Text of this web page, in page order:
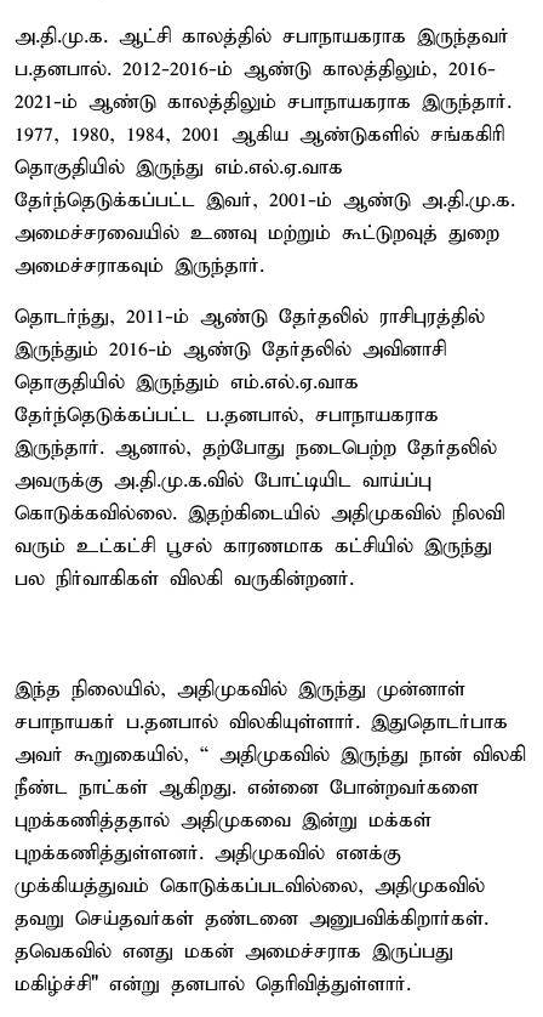
அ.தி.மு.க. ஆட்சி காலத்தில் சபாநாயகராக இருந்தவர்
ப.தனபால். 2012-2016-ம் ஆண்டு காலத்திலும், 2016-
2021-ம் ஆண்டு காலத்திலும் சபாநாயகராக இருந்தார்.
1977, 1980, 1984, 2001 ஆகிய ஆண்டுகளில் சங்ககிரி
தொகுதியில் இருந்து எம்.எல்.ஏ.வாக
தேர்ந்தெடுக்கப்பட்ட இவர், 2001-ம் ஆண்டு அ.தி.மு.க.
அமைச்சரவையில் உணவு மற்றும் கூட்டுறவுத் துறை
அமைச்சராகவும் இருந்தார்.
தொடர்ந்து, 2011-ம் ஆண்டு தேர்தலில் ராசிபுரத்தில்
இருந்தும் 2016-ம் ஆண்டு தேர்தலில் அவினாசி
தொகுதியில் இருந்தும் எம்.எல்.ஏ.வாக
தேர்ந்தெடுக்கப்பட்ட ப.தனபால், சபாநாயகராக
இருந்தார். ஆனால், தற்போது நடைபெற்ற தேர்தலில்
அவருக்கு அ.தி.மு.க.வில் போட்டியிட வாய்ப்பு
கொடுக்கவில்லை. இதற்கிடையில் அதிமுகவில் நிலவி
வரும் உட்கட்சி பூசல் காரணமாக கட்சியில் இருந்து
பல நிர்வாகிகள் விலகி வருகின்றனர்.
இந்த நிலையில், அதிமுகவில் இருந்து முன்னாள்
சபாநாயகர் ப.தனபால் விலகியுள்ளார். இதுதொடர்பாக
அவர் கூறுகையில், “ அதிமுகவில் இருந்து நான் விலகி
நீண்ட நாட்கள் ஆகிறது. என்னை போன்றவர்களை
புறக்கணித்ததால் அதிமுகவை இன்று மக்கள்
புறக்கணித்துள்ளனர். அதிமுகவில் எனக்கு
முக்கியத்துவம் கொடுக்கப்படவில்லை, அதிமுகவில்
தவறு செய்தவர்கள் தண்டனை அனுபவிக்கிறார்கள்.
தவெகவில் எனது மகன் அமைச்சராக இருப்பது
மகிழ்ச்சி" என்று தனபால் தெரிவித்துள்ளார்.